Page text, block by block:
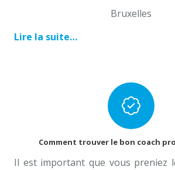
Bruxelles
Lire la suite…
Comment trouver le bon coach
Il est important que vous preniez